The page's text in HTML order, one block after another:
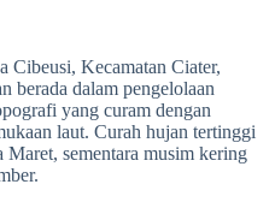
Cibeusi, Kecamatan Ciater,
berada dalam pengelolaan
yang curam dengan
laut. Curah hujan tertinggi
sementara musim kering